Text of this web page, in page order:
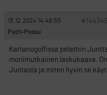
13.12.2024 14:49:55
Putti-Possu
Kartanogolfissa pelattiin
monimutkainen laskukaava.
Juntasta ja miten hyvin se